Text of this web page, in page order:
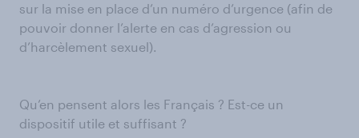
sur la mise en place d’un numéro d’urgence (afin de
pouvoir donner l’alerte en cas d’agression ou
d’harcèlement sexuel).
Qu’en pensent alors les Français ? Est-ce un
dispositif utile et suffisant ?